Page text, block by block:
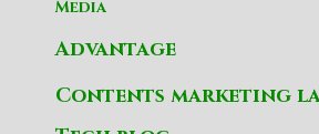
Media
Advantage
Contents marketing